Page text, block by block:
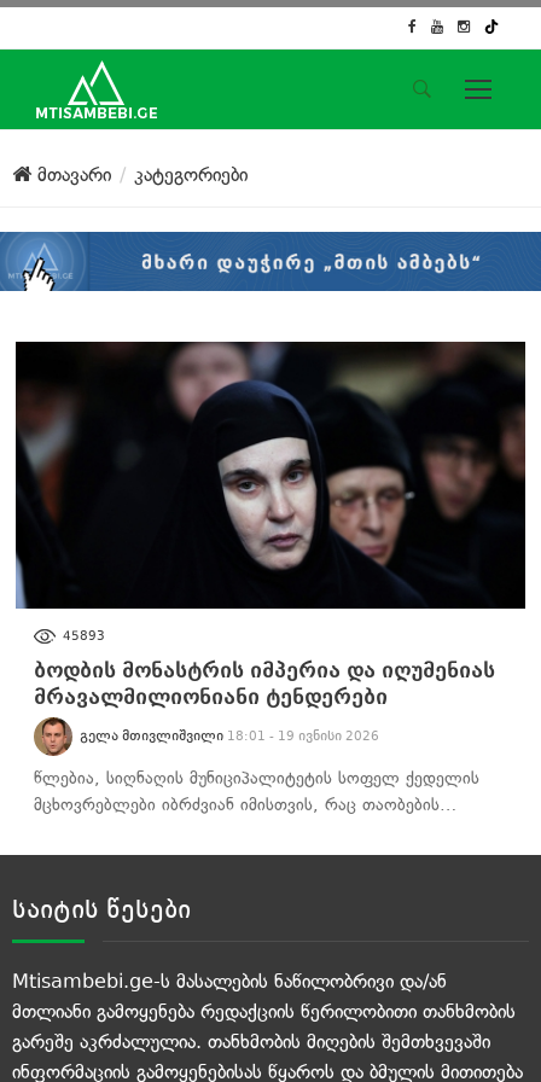
საიტის მენიუ
მთავარი
ქართული საქმე
კონტაქტი
სოციალური ქსელები
მთავარი კატეგორიები
45893
ბოდბის მონასტრის იმპერია და იღუმენიას
მრავალმილიონიანი ტენდერები
ᲒᲔᲚᲐ ᲛᲗᲘᲕᲚᲘᲨᲕᲘᲚᲘ 18:01 - 19 ივნისი 2026
წლებია, სიღნაღის მუნიციპალიტეტის სოფელ ქედელის
მცხოვრებლები იბრძვიან იმისთვის, რაც თაობების…
საიტის წესები
Mtisambebi.ge-ს მასალების ნაწილობრივი და/ან
მთლიანი გამოყენება რედაქციის წერილობითი თანხმობის
გარეშე აკრძალულია. თანხმობის მიღების შემთხვევაში
ინფორმაციის გამოყენებისას წყაროს და ბმულის მითითება